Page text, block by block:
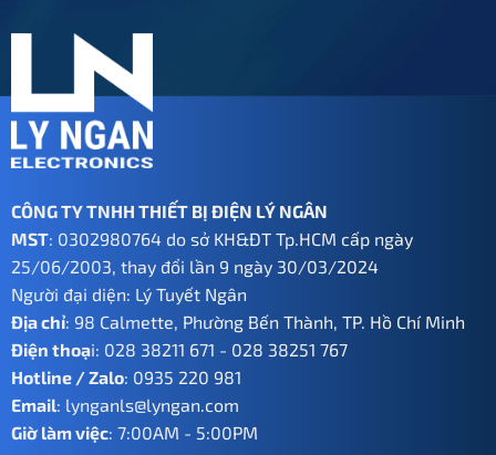
CÔNG TY TNHH THIẾT BỊ ĐIỆN LÝ NGÂN
MST: 0302980764 do sở KH&ĐT Tp.HCM cấp ngày
25/06/2003, thay đổi lần 9 ngày 30/03/2024
Người đại diện: Lý Tuyết Ngân
Địa chỉ: 98 Calmette, Phường Bến Thành, TP. Hồ Chí Minh
Điện thoại: 028 38211 671 - 028 38251 767
Hotline / Zalo: 0935 220 981
Email: lynganls@lyngan.com
Giờ làm việc: 7:00AM - 5:00PM